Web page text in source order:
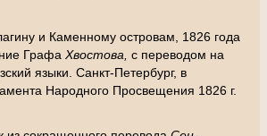
и Каменному островам, 1826 года
Графа Хвостова, с переводом на
языки. Санкт-Петербург, в
Народного Просвещения 1826 г.